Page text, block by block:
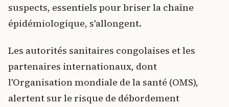
suspects, essentiels pour briser la chaîne
épidémiologique, s'allongent.
Les autorités sanitaires congolaises et les
partenaires internationaux, dont
l'Organisation mondiale de la santé (OMS),
alertent sur le risque de débordement